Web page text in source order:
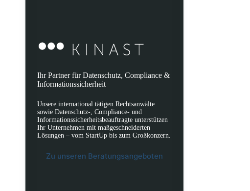
Ihr Partner für Datenschutz, Compliance &
Informationssicherheit
Unsere international tätigen Rechtsanwälte
sowie Datenschutz-, Compliance- und
Informationssicherheitsbeauftragte unterstützen
Ihr Unternehmen mit maßgeschneiderten
Lösungen – vom StartUp bis zum Großkonzern.
Zu unseren Beratungsangeboten